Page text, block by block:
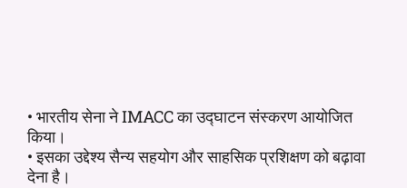
• भारतीय सेना ने IMACC का उद्घाटन संस्करण आयोजित
किया।
• इसका उद्देश्य सैन्य सहयोग और साहसिक प्रशिक्षण को बढ़ावा
देना है।